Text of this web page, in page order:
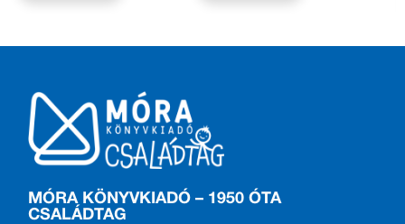
MÓRA KÖNYVKIADÓ – 1950 ÓTA
CSALÁDTAG